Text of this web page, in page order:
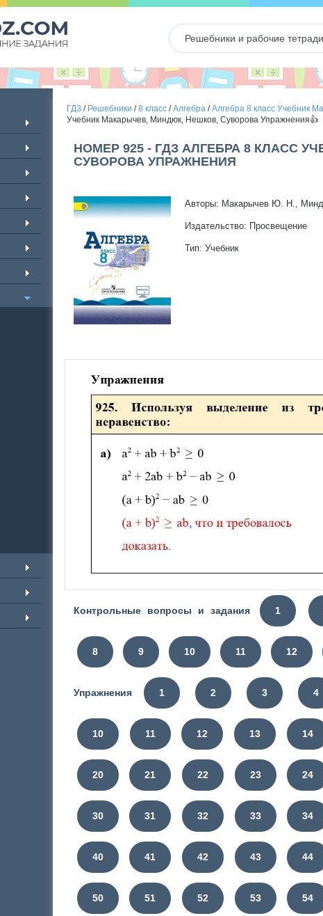
ГДЗ/ Решебники /8 класс/Алгебра/Алгебра 8 класс Учебник
Учебник Макарычев, Миндюк, Нешков, Суворова Упражнения👍
НОМЕР 925 - ГДЗ АЛГЕБРА 8 КЛАСС
СУВОРОВА УПРАЖНЕНИЯ
Авторы: Макарычев Ю. Н.,
Издательство: Просвещение
Тип: Учебник
Контрольные вопросы и задания 1
8 9 10 11 12
Упражнения 1 2 3 4
10 11 12 13 14
20 21 22 23 24
30 31 32 33 34
40 41 42 43 44
50 51 52 53 54